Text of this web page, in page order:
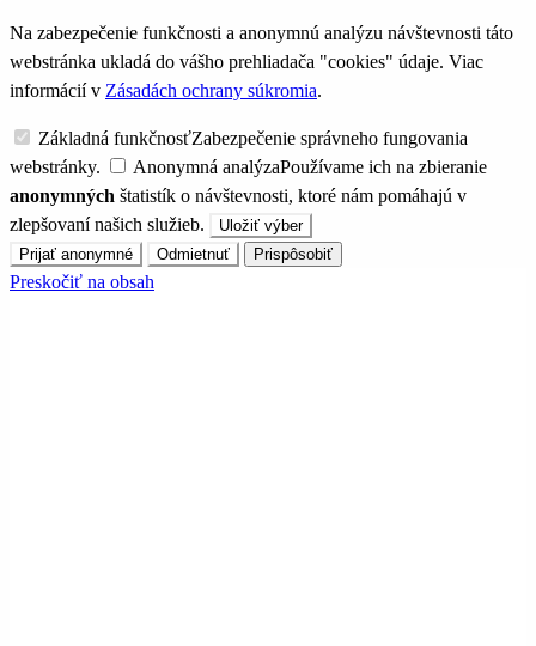
Na zabezpečenie funkčnosti a anonymnú analýzu návštevnosti táto
webstránka ukladá do vášho prehliadača "cookies" údaje. Viac
informácií v Zásadách ochrany súkromia.
Základná funkčnosťZabezpečenie správneho fungovania
webstránky.
Anonymná analýzaPoužívame ich na zbieranie
anonymných štatistík o návštevnosti, ktoré nám pomáhajú v
zlepšovaní našich služieb.
Uložiť výber
Prijať anonymné
Odmietnuť Prispôsobiť
Preskočiť na obsah